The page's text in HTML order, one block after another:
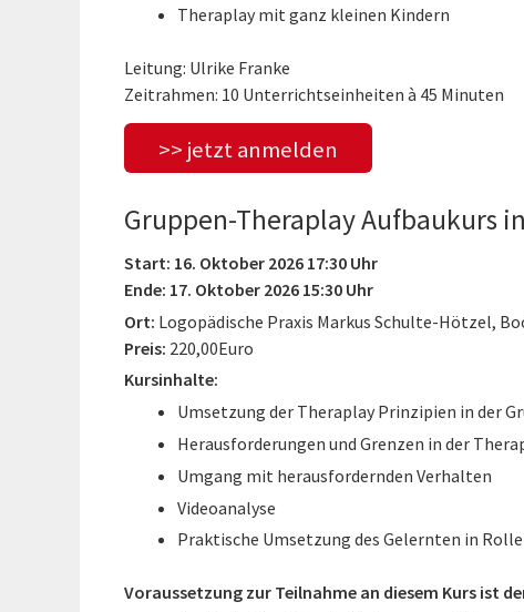
Theraplay mit ganz kleinen Kindern
Leitung: Ulrike Franke
Zeitrahmen: 10 Unterrichtseinheiten à 45 Minuten
>> jetzt anmelden
Gruppen-Theraplay Aufbaukurs
Start: 16. Oktober 2026 17:30 Uhr
Ende: 17. Oktober 2026 15:30 Uhr
Ort: Logopädische Praxis Markus Schulte-Hötzel,
Preis: 220,00Euro
Kursinhalte:
Umsetzung der Theraplay Prinzipien in der
Herausforderungen und Grenzen in der
Umgang mit herausfordernden Verhalten
Videoanalyse
Praktische Umsetzung des Gelernten in
Voraussetzung zur Teilnahme an diesem Kurs ist